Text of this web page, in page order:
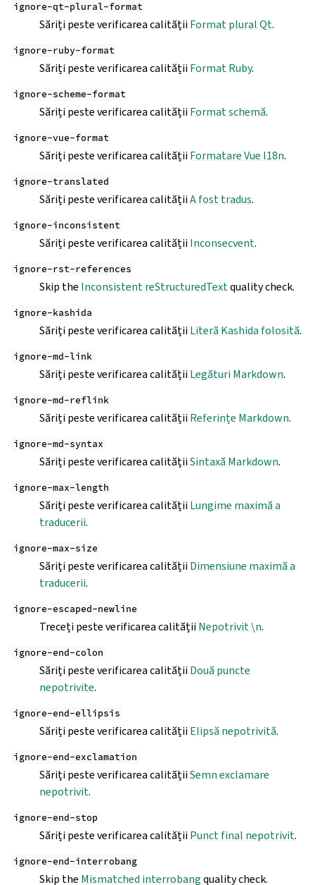
ignore-qt-plural-format
Săriți peste verificarea calitățiiFormat plural Qt.
ignore-ruby-format
Săriți peste verificarea calitățiiFormat Ruby.
ignore-scheme-format
Săriți peste verificarea calitățiiFormat schemă.
ignore-vue-format
Săriți peste verificarea calitățiiFormatare Vue I18n.
ignore-translated
Săriți peste verificarea calitățiiA fost tradus.
ignore-inconsistent
Săriți peste verificarea calitățiiInconsecvent.
ignore-rst-references
Skip the Inconsistent reStructuredTextquality check.
ignore-kashida
Săriți peste verificarea calitățiiLiteră Kashida folosită.
ignore-md-link
Săriți peste verificarea calitățiiLegături Markdown.
ignore-md-reflink
Săriți peste verificarea calitățiiReferințe Markdown.
ignore-md-syntax
Săriți peste verificarea calitățiiSintaxă Markdown.
ignore-max-length
Săriți peste verificarea calitățiiLungime maximă a
traducerii.
ignore-max-size
Săriți peste verificarea calitățiiDimensiune maximă a
traducerii.
ignore-escaped-newline
Treceți peste verificarea calitățiiNepotrivit \n.
ignore-end-colon
Săriți peste verificarea calitățiiDouă puncte
nepotrivite.
ignore-end-ellipsis
Săriți peste verificarea calitățiiElipsă nepotrivită.
ignore-end-exclamation
Săriți peste verificarea calitățiiSemn exclamare
nepotrivit.
ignore-end-stop
Săriți peste verificarea calitățiiPunct final nepotrivit.
ignore-end-interrobang
Skip the Mismatched interrobangquality check.